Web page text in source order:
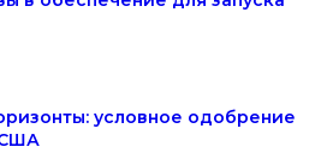
условное одобрение
США